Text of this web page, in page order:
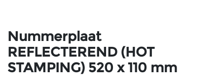
Nummerplaat
REFLECTEREND (HOT
STAMPING) 520 x 110 mm